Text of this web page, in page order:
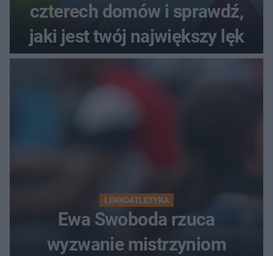
czterech domów i sprawdź,
jaki jest twój największy lęk
LEKKOATLETYKA
Ewa Swoboda rzuca
wyzwanie mistrzyniom